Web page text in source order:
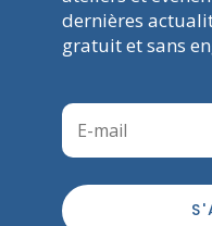
dernières
gratuit et sans